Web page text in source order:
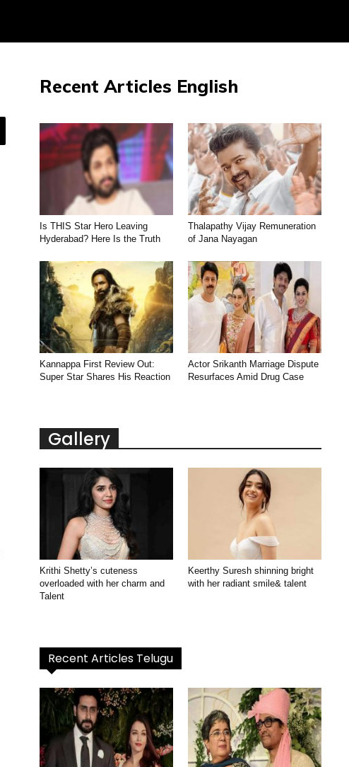
Recent Articles English
Is THIS Star Hero Leaving
Hyderabad? Here Is the Truth
Thalapathy Vijay Remuneration
of Jana Nayagan
Kannappa First Review Out:
Super Star Shares His Reaction
Actor Srikanth Marriage Dispute
Resurfaces Amid Drug Case
Gallery
Krithi Shetty’s cuteness
overloaded with her charm and
Talent
Keerthy Suresh shinning bright
with her radiant smile& talent
Recent Articles Telugu